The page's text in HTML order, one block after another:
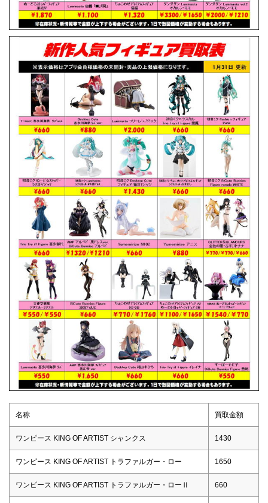
名称 買取金額
ワンピース KING OF ARTIST シャンクス 1430
ワンピース KING OF ARTIST トラファルガー・ロー 1650
ワンピース KING OF ARTIST トラファルガー・ローⅡ 660